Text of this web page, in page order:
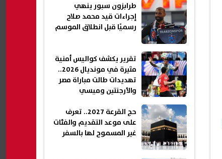
طرابزون سبور ينهي
إجراءات قيد محمد صلاح
رسميًا قبل انطلاق الموسم
تقرير يكشف كواليس أمنية
مثيرة في مونديال 2026..
تهديدات طالت مباراة مصر
والأرجنتين وميسي
حج القرعة 2027.. تعرف
على موعد التقديم والفئات
غير المسموح لها بالسفر